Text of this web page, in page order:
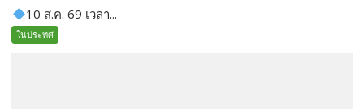
10 ส.ค. 69 เวลา...
ในประทศ